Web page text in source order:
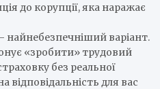
до корупції, яка наражає
найнебезпечніший варіант.
«зробити» трудовий
без реальної
відповідальність для вас